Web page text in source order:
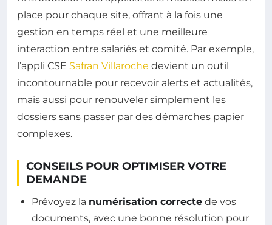
place pour chaque site, offrant à la fois une
gestion en temps réel et une meilleure
interaction entre salariés et comité. Par exemple,
l’appli CSE Safran Villaroche devient un outil
incontournable pour recevoir alerts et actualités,
mais aussi pour renouveler simplement les
dossiers sans passer par des démarches papier
complexes.
CONSEILS POUR OPTIMISER VOTRE
DEMANDE
Prévoyez la numérisation correcte de vos
documents, avec une bonne résolution pour